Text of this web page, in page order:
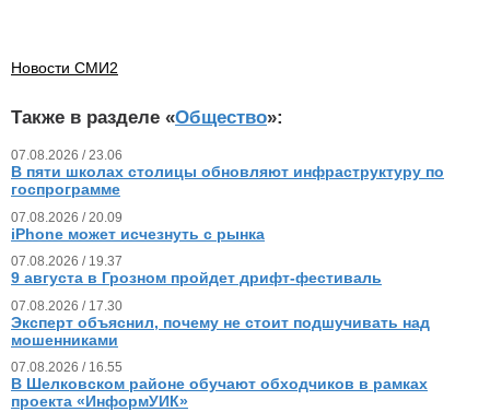
Новости СМИ2
Также в разделе «Общество»:
07.08.2026 / 23.06
В пяти школах столицы обновляют инфраструктуру по
госпрограмме
07.08.2026 / 20.09
iPhone может исчезнуть с рынка
07.08.2026 / 19.37
9 августа в Грозном пройдет дрифт-фестиваль
07.08.2026 / 17.30
Эксперт объяснил, почему не стоит подшучивать над
мошенниками
07.08.2026 / 16.55
В Шелковском районе обучают обходчиков в рамках
проекта «ИнформУИК»